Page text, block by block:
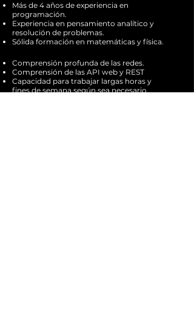
Más de 4 años de experiencia en
programación.
Experiencia en pensamiento analítico y
resolución de problemas.
Sólida formación en matemáticas y física.
Comprensión profunda de las redes.
Comprensión de las API web y REST
Capacidad para trabajar largas horas y
fines de semana según sea necesario.